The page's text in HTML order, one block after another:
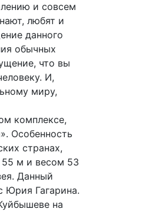
и совсем
любят и
данного
обычных
что вы
И,
миру,
комплексе,
Особенность
странах,
55 м и весом 53
Данный
Юрия Гагарина.
на